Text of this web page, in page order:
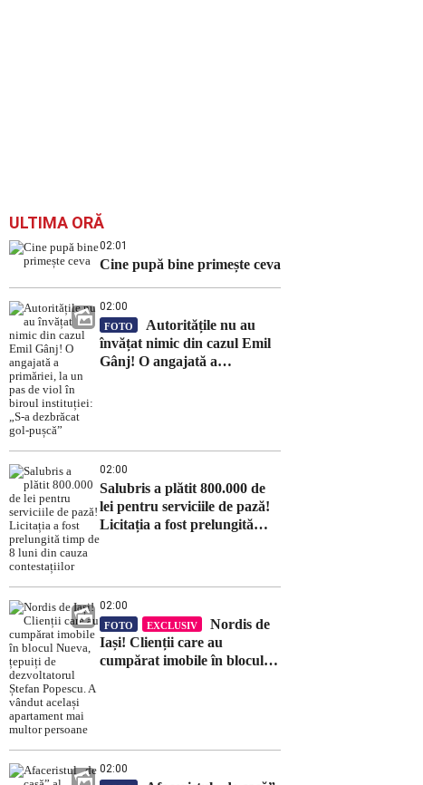
ULTIMA ORĂ
02:01
Cine pupă bine primește ceva
02:00
FOTO
Autoritățile nu au
învățat nimic din cazul Emil
Gânj! O angajată a
02:00
Salubris a plătit 800.000 de
lei pentru serviciile de pază!
Licitația a fost prelungită
02:00
FOTO EXCLUSIV
Nordis de
Iași! Clienții care au
cumpărat imobile în blocul
02:00